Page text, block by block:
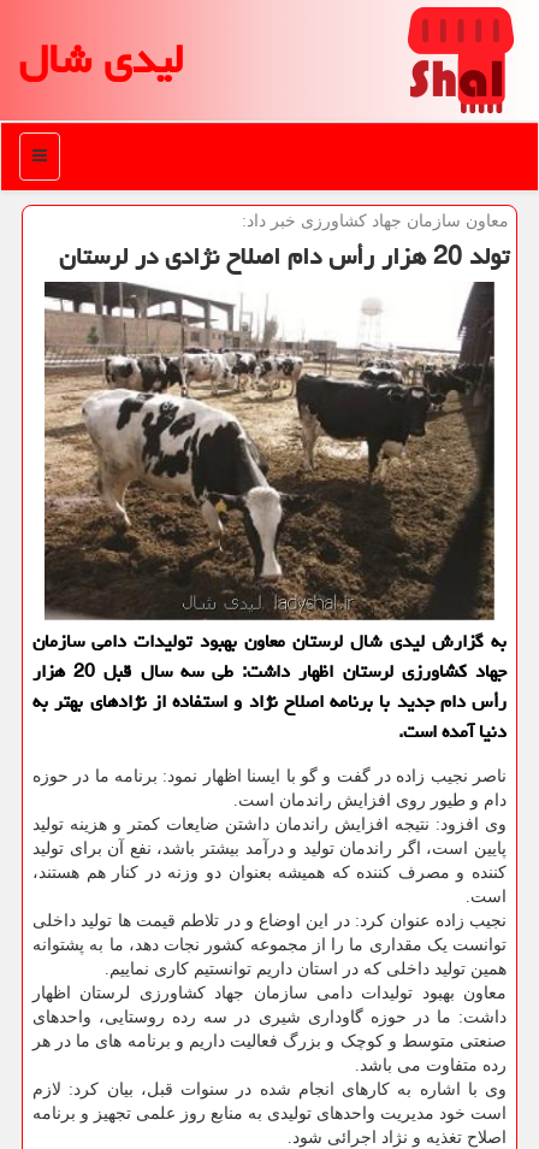
لیدی شال
منو
معاون سازمان جهاد كشاورزی خبر داد:
تولد 20 هزار رأس دام اصلاح نژادی در لرستان
به گزارش لیدی شال لرستان معاون بهبود تولیدات دامی سازمان
جهاد کشاورزی لرستان اظهار داشت: طی سه سال قبل 20 هزار
رأس دام جدید با برنامه اصلاح نژاد و استفاده از نژادهای بهتر به
دنیا آمده است.
ناصر نجیب زاده در گفت و گو با ایسنا اظهار نمود: برنامه ما در حوزه
دام و طیور روی افزایش راندمان است.
وی افزود: نتیجه افزایش راندمان داشتن ضایعات کمتر و هزینه تولید
پایین است، اگر راندمان تولید و درآمد بیشتر باشد، نفع آن برای تولید
کننده و مصرف کننده که همیشه بعنوان دو وزنه در کنار هم هستند،
است.
نجیب زاده عنوان کرد: در این اوضاع و در تلاطم قیمت ها تولید داخلی
توانست یک مقداری ما را از مجموعه کشور نجات دهد، ما به پشتوانه
همین تولید داخلی که در استان داریم توانستیم کاری نماییم.
معاون بهبود تولیدات دامی سازمان جهاد کشاورزی لرستان اظهار
داشت: ما در حوزه گاوداری شیری در سه رده روستایی، واحدهای
صنعتی متوسط و کوچک و بزرگ فعالیت داریم و برنامه های ما در هر
رده متفاوت می باشد.
وی با اشاره به کارهای انجام شده در سنوات قبل، بیان کرد: لازم
است خود مدیریت واحدهای تولیدی به منابع روز علمی تجهیز و برنامه
اصلاح تغذیه و نژاد اجرائی شود.